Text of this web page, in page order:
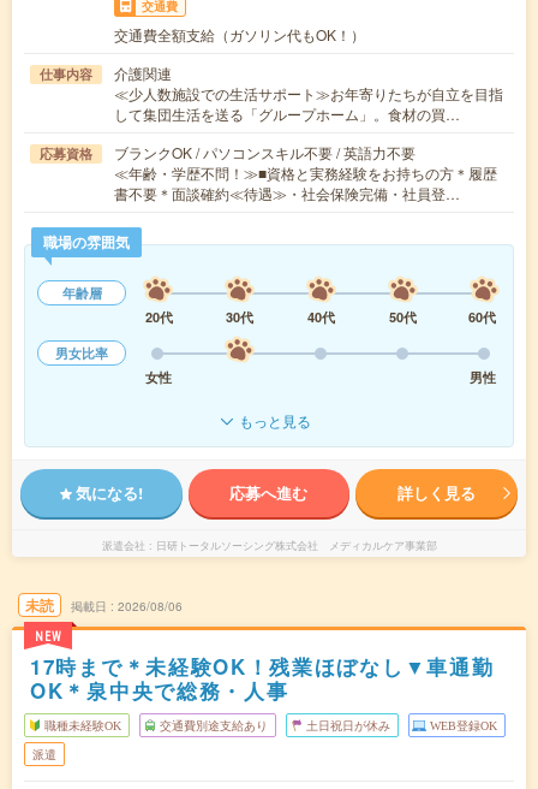
交通費
交通費全額支給（ガソリン代もOK！）
仕事内容
介護関連
≪少人数施設での生活サポート≫お年寄りたちが自立を目指
して集団生活を送る「グループホーム」。食材の買…
応募資格
ブランクOK / パソコンスキル不要 / 英語力不要
≪年齢・学歴不問！≫■資格と実務経験をお持ちの方＊履歴
書不要＊面談確約≪待遇≫・社会保険完備・社員登…
職場の雰囲気
年齢層
20代
30代 40代 50代
60代
男女比率
女性
男性
もっと見る
気になる! 応募へ進む 詳しく見る
派遣会社 日研トータルソーシング株式会社 メディカルケア事業部
未読
NEW
掲載日 2026/08/06
17時まで＊未経験OK！残業ほぼなし▼車通勤
OK＊泉中央で総務・人事
職種未経験OK 交通費別途支給あり 土日祝日が休み WEB登録OK
派遣